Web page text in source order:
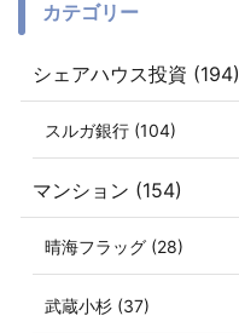
カテゴリー
シェアハウス投資 (194)
スルガ銀行 (104)
マンション (154)
晴海フラッグ (28)
武蔵小杉 (37)